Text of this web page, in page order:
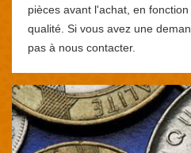
pièces avant l'achat, en
qualité. Si vous avez une
pas à nous contacter.